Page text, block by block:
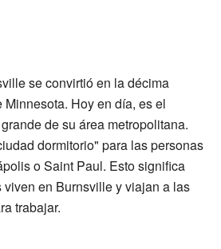
se convirtió en la décima
Hoy en día, es el
de su área metropolitana.
dormitorio" para las personas
o Saint Paul. Esto significa
en Burnsville y viajan a las
trabajar.